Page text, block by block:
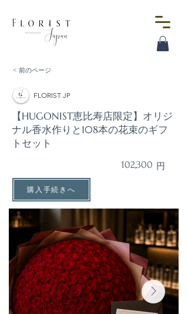
< 前のページ
FLORIST JP
【HUGONIST恵比寿店限定】オリジ
ナル香水作りと108本の花束のギフ
トセット
102,300 円
購入手続きへ